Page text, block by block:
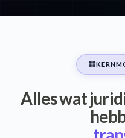
Alles wat